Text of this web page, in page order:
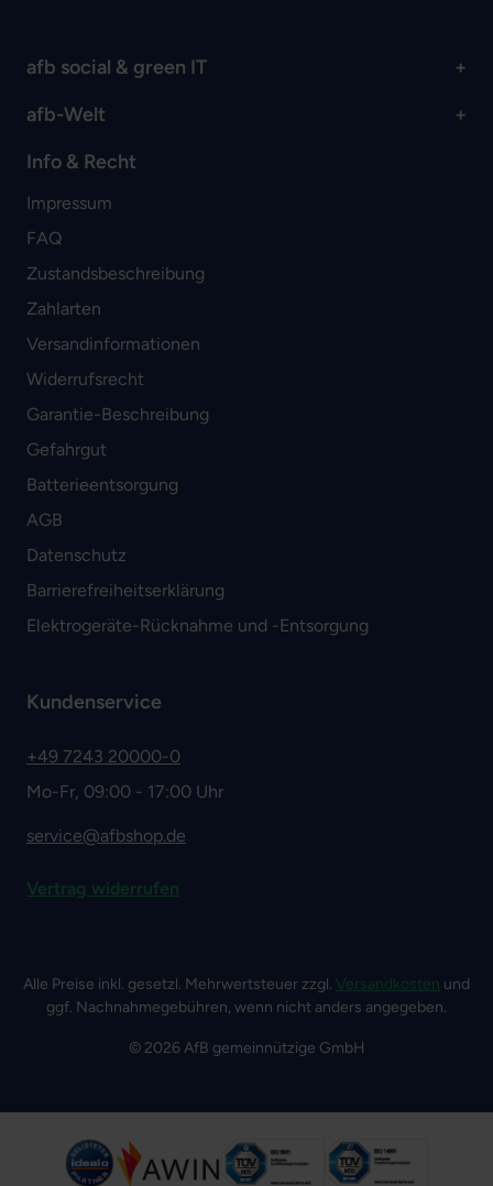
afb social & green IT
afb-Welt
Info & Recht
Impressum
FAQ
Zustandsbeschreibung
Zahlarten
Versandinformationen
Widerrufsrecht
Garantie-Beschreibung
Gefahrgut
Batterieentsorgung
AGB
Datenschutz
Barrierefreiheitserklärung
Elektrogeräte-Rücknahme und -Entsorgung
Kundenservice
+49 7243 20000-0
Mo-Fr, 09:00 - 17:00 Uhr
service@afbshop.de
Vertrag widerrufen
Alle Preise inkl. gesetzl. Mehrwertsteuer zzgl. Versandkosten und
ggf. Nachnahmegebühren, wenn nicht anders angegeben.
© 2026 AfB gemeinnützige GmbH